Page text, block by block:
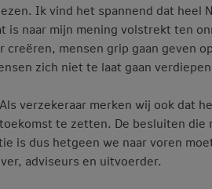
Ik vind het spannend dat heel
is naar mijn mening volstrekt ten
creëren, mensen grip gaan geven
zich niet te laat gaan
verzekeraar merken wij ook dat
te zetten. De besluiten
is dus hetgeen we naar voren
adviseurs en uitvoerder.